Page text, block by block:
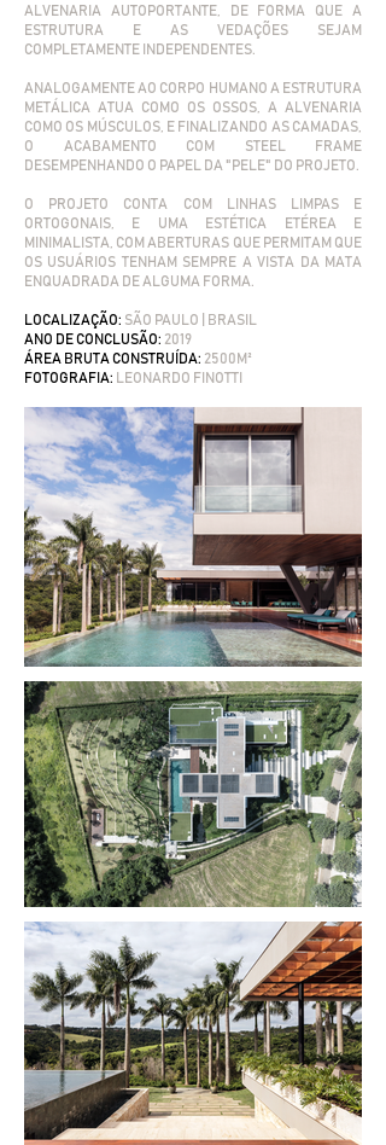
ALVENARIA AUTOPORTANTE, DE FORMA QUE A
ESTRUTURA E AS VEDAÇÕES SEJAM
COMPLETAMENTE INDEPENDENTES.
ANALOGAMENTE AO CORPO HUMANO A ESTRUTURA
METÁLICA ATUA COMO OS OSSOS, A ALVENARIA
COMO OS MÚSCULOS, E FINALIZANDO AS CAMADAS,
O ACABAMENTO COM STEEL FRAME
DESEMPENHANDO O PAPEL DA "PELE" DO PROJETO.
O PROJETO CONTA COM LINHAS LIMPAS E
ORTOGONAIS, E UMA ESTÉTICA ETÉREA E
MINIMALISTA, COM ABERTURAS QUE PERMITAM QUE
OS USUÁRIOS TENHAM SEMPRE A VISTA DA MATA
ENQUADRADA DE ALGUMA FORMA.
​LOCALIZAÇÃO: SÃO PAULO | BRASIL
ANO DE CONCLUSÃO: 2019
ÁREA BRUTA CONSTRUÍDA: 2500M²
FOTOGRAFIA:
LEONARDO FINOTTI